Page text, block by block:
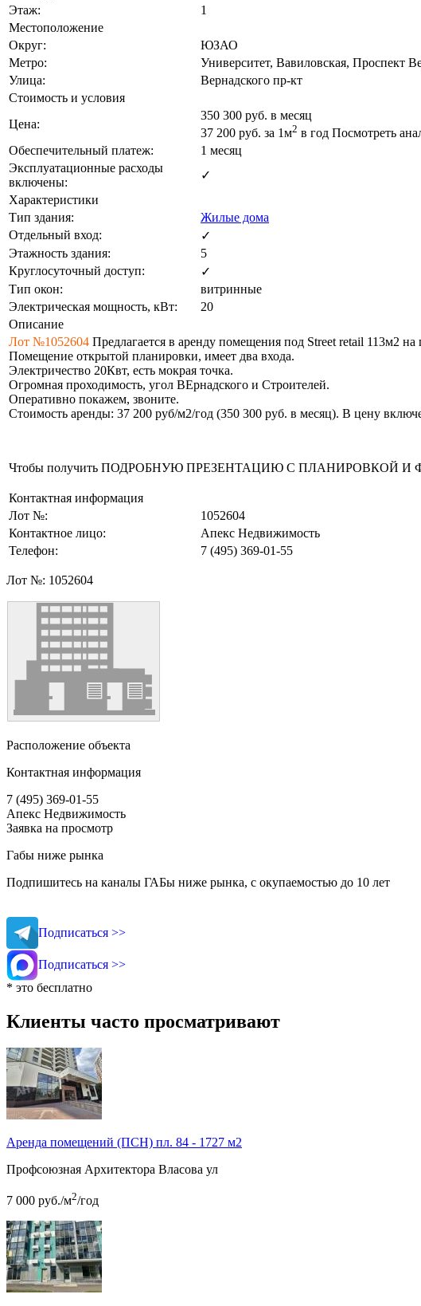
Этаж:
1
Местоположение
Округ:
ЮЗАО
Метро:
Университет, Вавиловская, Проспект
Улица:
Вернадского пр-кт
Стоимость и условия
Цена:
350 300 руб. в месяц
37 200 руб. за 1м2 в год Посмотреть
Обеспечительный платеж:
1 месяц
Эксплуатационные расходы
включены:
✓
Характеристики
Тип здания:
Жилые дома
Отдельный вход:
✓
Этажность здания:
5
Круглосуточный доступ:
✓
Тип окон:
витринные
Электрическая мощность, кВт:
20
Описание
Лот №1052604 Предлагается в аренду помещения под Street retail 113м2
Помещение открытой планировки, имеет два входа.
Электричество 20Квт, есть мокрая точка.
Огромная проходимость, угол ВЕрнадского и Строителей.
Оперативно покажем, звоните.
Стоимость аренды: 37 200 руб/м2/год (350 300 руб. в месяц). В цену
Чтобы получить ПОДРОБНУЮ ПРЕЗЕНТАЦИЮ С ПЛАНИРОВКОЙ И
Контактная информация
Лот №:
1052604
Контактное лицо:
Апекс Недвижимость
Телефон:
7 (495) 369-01-55
Лот №: 1052604
Расположение объекта
Контактная информация
7 (495) 369-01-55
Апекс Недвижимость
Заявка на просмотр
Габы ниже рынка
Подпишитесь на каналы ГАБы ниже рынка, с окупаемостью до 10 лет
Подписаться >>
Подписаться >>
* это бесплатно
Клиенты часто просматривают
Аренда помещений (ПСН) пл. 84 - 1727 м2
Профсоюзная Архитектора Власова ул
7 000 руб./м2/год